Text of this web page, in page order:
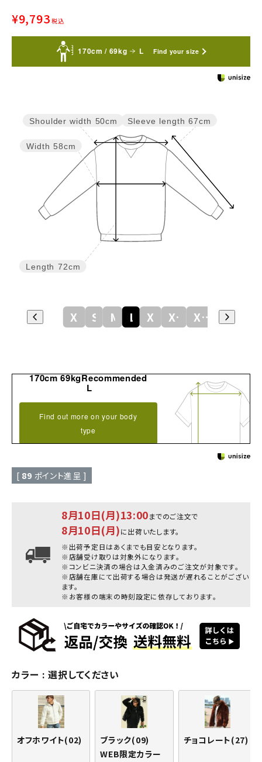
¥9,793 税込
170cm / 69kg L Find your size
Sleeve length 67cm
Length 72cm
Width 58cm
Shoulder width 50cm
M XXL XXXL
170cm 69kgRecommended
L
Find out more on your body
type
[ 89 ポイント進呈 ]
8月10日(月)13:00までのご注文で
8月10日(月)に出荷いたします。
※出荷予定日はあくまでも目安となります。
※店舗受け取りは対象外になります。
※コンビニ決済の場合は入金済みのご注文が対象です。
※店舗在庫にて出荷する場合は発送が遅れることがござい
ます。
※お客様の端末の時刻設定に依存しております。
カラー 選択してください
オフホワイト(02)
ブラック(09)
WEB限定カラー
チョコレート(27)